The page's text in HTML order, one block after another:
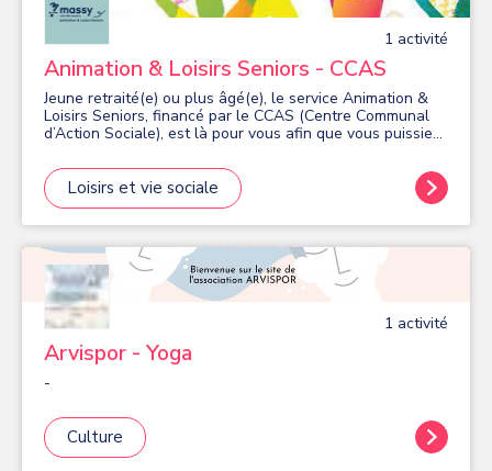
1 activité
Animation & Loisirs Seniors - CCAS
Jeune retraité(e) ou plus âgé(e), le service Animation &
Loisirs Seniors, financé par le CCAS (Centre Communal
d’Action Sociale), est là pour vous afin que vous puissiez
longtemps possible, à une vie sociale riche, génératrice
de lien social et de convivialité. Pour répondre à vos
besoins les plus diversifiés, le Service Animation & Loisirs
Seniors met en place des activités visant à favoriser un
condition physique afin que vieillir et actif riment
ensemble ! Certaines activités sont gratuites, d’autres
dépendent de votre quotient familial.
Loisirs et vie sociale
1 activité
Arvispor - Yoga
-
Culture